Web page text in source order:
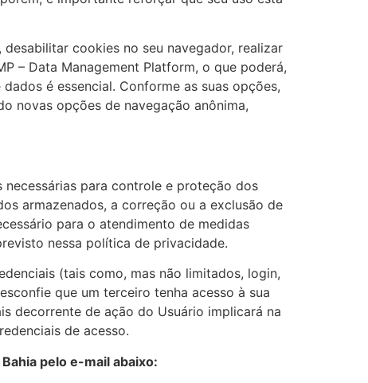
cookies no seu navegador, realizar
– Data Management Platform, o que poderá,
é essencial. Conforme as suas opções,
novas opções de navegação anônima,
para controle e proteção dos
armazenados, a correção ou a exclusão de
para o atendimento de medidas
nessa política de privacidade.
(tais como, mas não limitados, login,
que um terceiro tenha acesso à sua
decorrente de ação do Usuário implicará na
de acesso.
pelo e-mail abaixo: